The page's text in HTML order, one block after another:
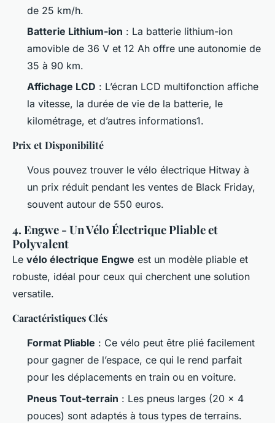
de 25 km/h.
Batterie Lithium-ion : La batterie lithium-ion
amovible de 36 V et 12 Ah offre une autonomie de
35 à 90 km.
Affichage LCD : L’écran LCD multifonction affiche
la vitesse, la durée de vie de la batterie, le
kilométrage, et d’autres informations1.
Prix et Disponibilité
Vous pouvez trouver le vélo électrique Hitway à
un prix réduit pendant les ventes de Black Friday,
souvent autour de 550 euros.
4. Engwe - Un Vélo Électrique Pliable et
Polyvalent
Le vélo électrique Engwe est un modèle pliable et
robuste, idéal pour ceux qui cherchent une solution
versatile.
Caractéristiques Clés
Format Pliable : Ce vélo peut être plié facilement
pour gagner de l’espace, ce qui le rend parfait
pour les déplacements en train ou en voiture.
Pneus Tout-terrain : Les pneus larges (20 x 4
pouces) sont adaptés à tous types de terrains.